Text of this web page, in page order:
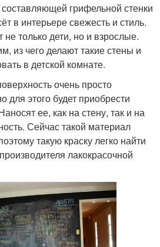
грифельной стенки
в интерьере свежесть и стиль.
не только дети, но и взрослые.
из чего делают такие стены и
в детской комнате.
очень просто
для этого будет приобрести
ее, как на стену, так и на
Сейчас такой материал
такую краску легко найти
лакокрасочной